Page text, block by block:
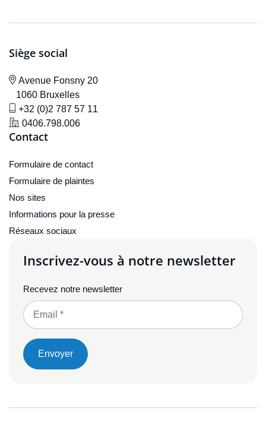
Siège social
icône de localisation
Avenue Fonsny 20
1060 Bruxelles
icône de gsm
+32 (0)2 787 57 11
icône de localisation
0406.798.006
Contact
Formulaire de contact
Formulaire de plaintes
Nos sites
Informations pour la presse
Réseaux sociaux
Inscrivez-vous à notre newsletter
Recevez notre newsletter
Envoyer